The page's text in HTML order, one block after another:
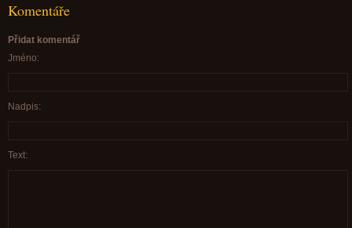
Komentáře
Přidat komentář
Jméno:
Nadpis:
Text: